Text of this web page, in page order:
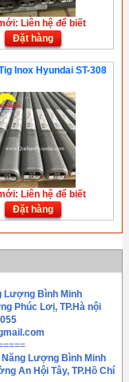
Liên hệ để biết
Đặt hàng
Inox Hyundai ST-308
Liên hệ để biết
Đặt hàng
Lượng Bình Minh
Phúc Lơị, TP.Hà nội
Lượng Bình Minh
An Hội Tây, TP.Hồ Chí